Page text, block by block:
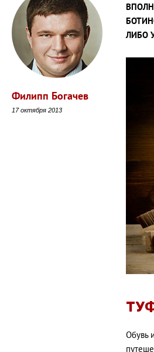
Филипп Богачев
17 октября 2013
ЛИБО
Обувь